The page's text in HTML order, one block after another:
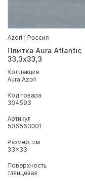
Azori | Россия
Плитка Aura Atlantic
33,3х33,3
Коллекция
Aura Azori
Код товара
304593
Артикул
506563001
Размер, см
33x33
Поверхность
глянцевая